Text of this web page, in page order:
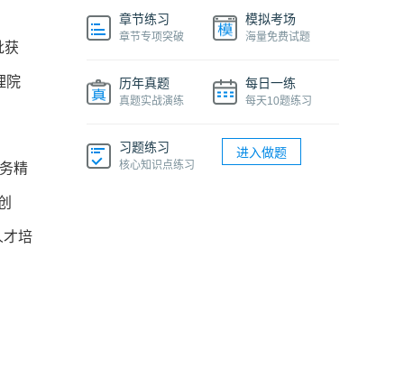
获
院
精
才培
章节练习
章节专项突破
模拟考场
海量免费试题
历年真题
真题实战演练
每日一练
每天10题练习
习题练习
核心知识点练习
进入做题